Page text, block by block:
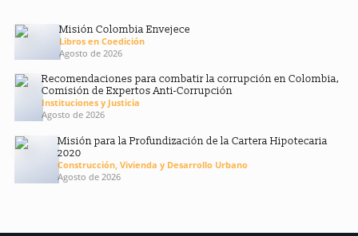
Misión Colombia Envejece
Libros en Coedición
Agosto de 2026
Recomendaciones para combatir la corrupción en Colombia,
Comisión de Expertos Anti-Corrupción
Instituciones y Justicia
Agosto de 2026
Misión para la Profundización de la Cartera Hipotecaria
2020
Construcción, Vivienda y Desarrollo Urbano
Agosto de 2026